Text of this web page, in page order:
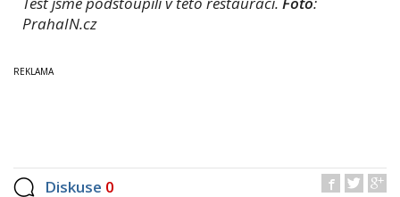
PrahaIN.cz
Diskuse 0